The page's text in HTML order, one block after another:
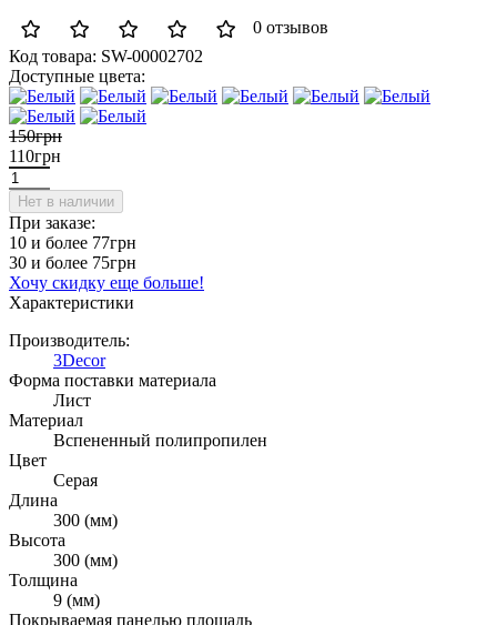
0 отзывов
Код товара: SW-00002702
Доступные цвета:
150грн
110грн
Нет в наличии
При заказе:
10 и более 77грн
30 и более 75грн
Хочу скидку еще больше!
Характеристики
Производитель:
3Decor
Форма поставки материала
Лист
Материал
Вспененный полипропилен
Цвет
Серая
Длина
300 (мм)
Высота
300 (мм)
Толщина
9 (мм)
Покрываемая панелью площадь